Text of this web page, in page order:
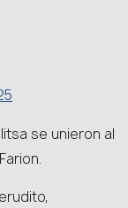
se unieron al